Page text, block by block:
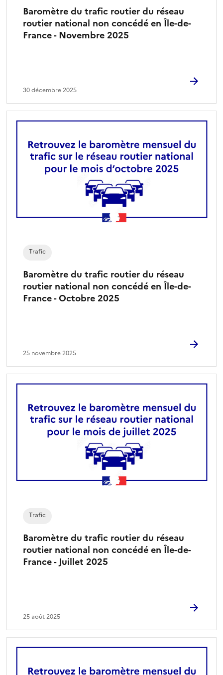
Baromètre du trafic routier du réseau
routier national non concédé en Île-de-
France - Novembre 2025
30 décembre 2025
Baromètre du trafic routier du réseau
routier national non concédé en Île-de-
France - Octobre 2025
Trafic
25 novembre 2025
Baromètre du trafic routier du réseau
routier national non concédé en Île-de-
France - Juillet 2025
Trafic
25 août 2025